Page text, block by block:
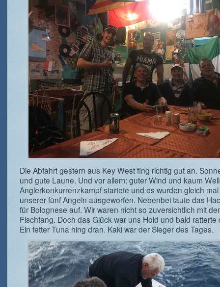
Die Abfahrt gestern aus Key West fing richtig gut an.
und gute Laune. Und vor allem: guter Wind und kaum
Anglerkonkurrenzkampf startete und es wurden gleich
unserer fünf Angeln ausgeworfen. Nebenbei taute das
für Bolognese auf. Wir waren nicht so zuversichtlich mit
Fischfang. Doch das Glück war uns Hold und bald ratterte
Ein fetter Tuna hing dran. Kaki war der Sieger des Tages.